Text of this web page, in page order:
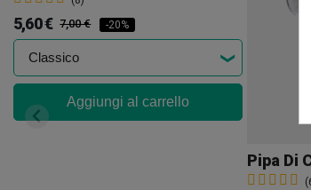
5,60 € 7,00 € -20%
Aggiungi al carrello
Pipa Di